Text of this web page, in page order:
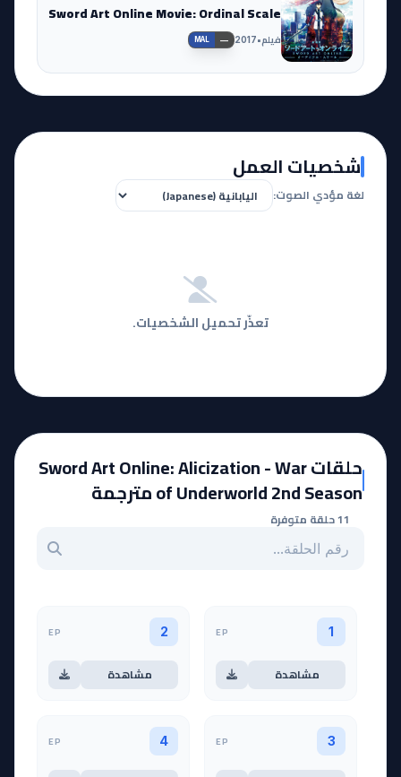
Sword Art Online Movie: Ordinal Scale
فيلم•
2017
MAL —
شخصيات العمل
لغة مؤدي الصوت:
تعذّر تحميل الشخصيات.
حلقات Sword Art Online: Alicization - War
of Underworld 2nd Season مترجمة
11 حلقة متوفرة
بحث عن حلقة بالرقم
1
EP
مشاهدة
2
EP
مشاهدة
3
EP
4
EP